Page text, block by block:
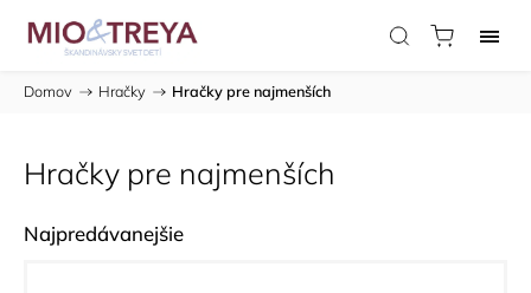
Domov / Hračky / Hračky pre najmenších
Hračky pre najmenších
Najpredávanejšie